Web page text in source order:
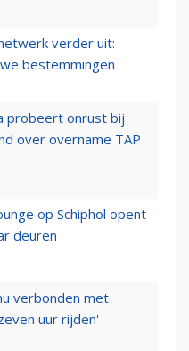
verder uit:
bestemmingen
probeert onrust bij
over overname TAP
op Schiphol opent
deuren
verbonden met
uur rijden'